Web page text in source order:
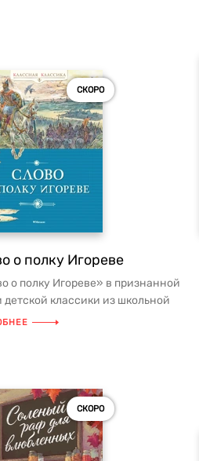
СКОРО
о полку Игореве
о полку Игореве» в признанной
детской классики из школьной
и списков внекласс...
СКОРО